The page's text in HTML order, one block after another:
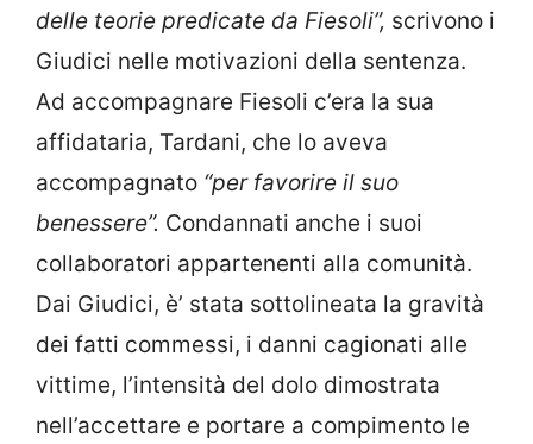
delle teorie predicate da Fiesoli”, scrivono i
Giudici nelle motivazioni della sentenza.
Ad accompagnare Fiesoli c’era la sua
affidataria, Tardani, che lo aveva
accompagnato “per favorire il suo
benessere”. Condannati anche i suoi
collaboratori appartenenti alla comunità.
Dai Giudici, è’ stata sottolineata la gravità
dei fatti commessi, i danni cagionati alle
vittime, l’intensità del dolo dimostrata
nell’accettare e portare a compimento le